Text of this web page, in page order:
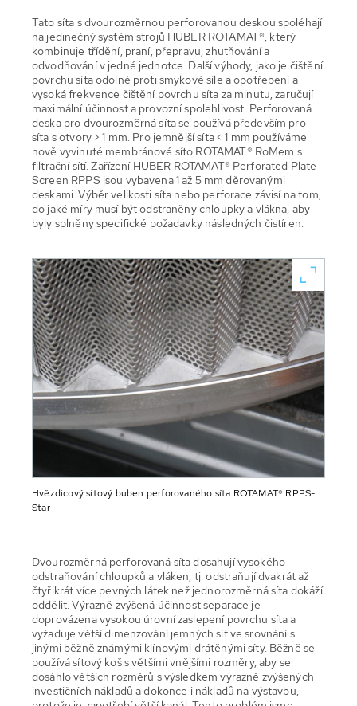
Tato síta s dvourozměrnou perforovanou deskou spoléhají
na jedinečný systém strojů HUBER ROTAMAT®, který
kombinuje třídění, praní, přepravu, zhutňování a
odvodňování v jedné jednotce. Další výhody, jako je čištění
povrchu síta odolné proti smykové síle a opotřebení a
vysoká frekvence čištění povrchu síta za minutu, zaručují
maximální účinnost a provozní spolehlivost. Perforovaná
deska pro dvourozměrná síta se používá především pro
síta s otvory > 1 mm. Pro jemnější síta < 1 mm používáme
nově vyvinuté membránové síto ROTAMAT® RoMem s
filtrační sítí. Zařízení HUBER ROTAMAT® Perforated Plate
Screen RPPS jsou vybavena 1 až 5 mm děrovanými
deskami. Výběr velikosti síta nebo perforace závisí na tom,
do jaké míry musí být odstraněny chloupky a vlákna, aby
byly splněny specifické požadavky následných čistíren.
Hvězdicový sítový buben perforovaného síta ROTAMAT® RPPS-
Star
Dvourozměrná perforovaná síta dosahují vysokého
odstraňování chloupků a vláken, tj. odstraňují dvakrát až
čtyřikrát více pevných látek než jednorozměrná síta dokáží
oddělit. Výrazně zvýšená účinnost separace je
doprovázena vysokou úrovní zaslepení povrchu síta a
vyžaduje větší dimenzování jemných sít ve srovnání s
jinými běžně známými klínovými drátěnými síty. Běžně se
používá sítový koš s většími vnějšími rozměry, aby se
dosáhlo větších rozměrů s výsledkem výrazně zvýšených
investičních nákladů a dokonce i nákladů na výstavbu,